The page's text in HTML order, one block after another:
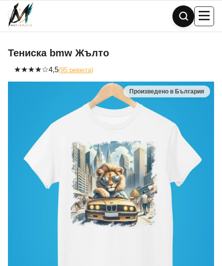
Skip
content
Тениска bmw Жълто
★★★★☆4,5(95 ревюта)